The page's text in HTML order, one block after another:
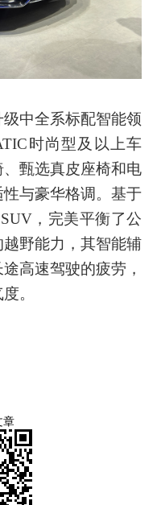
中全系标配智能领
时尚型及以上车
甄选真皮座椅和电
与豪华格调。基于
，完美平衡了公
野能力，其智能辅
高速驾驶的疲劳，
。
章